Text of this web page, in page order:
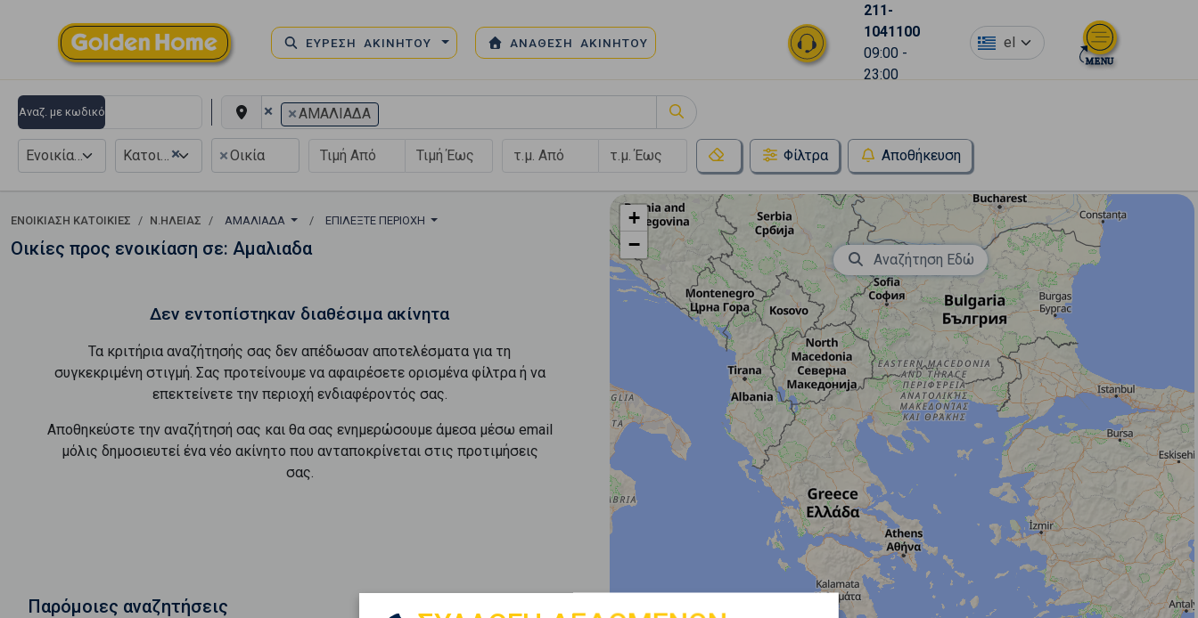
ΕΥΡΕΣΗ ΑΚΙΝΗΤΟΥ ΑΝΑΘΕΣΗ ΑΚΙΝΗΤΟΥ
211-
1041100
09:00 -
23:00
el
Αναζ. με κωδικό × ×ΑΜΑΛΙΑΔΑ
×
Κατοικία ×Οικία Φίλτρα Αποθήκευση
ΕΝΟΙΚΊΑΣΗ ΚΑΤΟΙΚΊΕΣ Ν.ΗΛΕΙΑΣ ΑΜΑΛΙΑΔΑ ΕΠΙΛΈΞΤΕ ΠΕΡΙΟΧΉ
Οικίες προς ενοικίαση σε: Αμαλιαδα
Δεν εντοπίστηκαν διαθέσιμα ακίνητα
Τα κριτήρια αναζήτησής σας δεν απέδωσαν αποτελέσματα για τη
συγκεκριμένη στιγμή. Σας προτείνουμε να αφαιρέσετε ορισμένα φίλτρα ή να
επεκτείνετε την περιοχή ενδιαφέροντός σας.
Αποθηκεύστε την αναζήτησή σας και θα σας ενημερώσουμε άμεσα μέσω email
μόλις δημοσιευτεί ένα νέο ακίνητο που ανταποκρίνεται στις προτιμήσεις
σας.
Παρόμοιες αναζητήσεις
+
−
Αναζήτηση Εδώ